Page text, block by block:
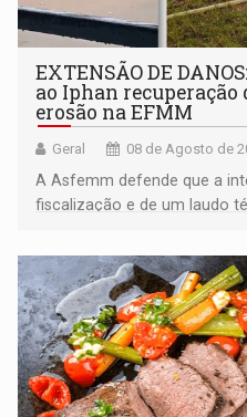
EXTENSÃO DE
ao Iphan
erosão na EFMM
Geral 08 de Agosto de
A Asfemm defende que a
fiscalização e de um laudo